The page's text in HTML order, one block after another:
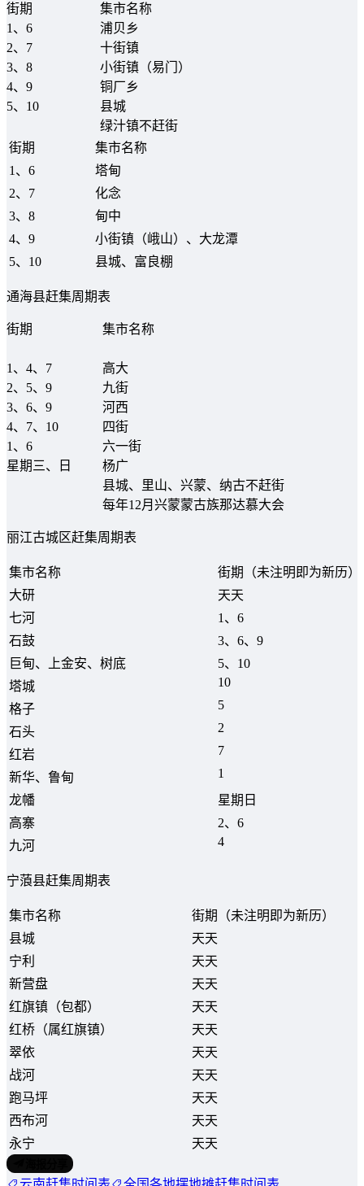
街期
集市名称
1、6
浦贝乡
2、7
十街镇
3、8
小街镇（易门）
4、9
铜厂乡
5、10
县城
绿汁镇不赶街
街期
集市名称
1、6
塔甸
2、7
化念
3、8
甸中
4、9
小街镇（峨山）、大龙潭
5、10
县城、富良棚
通海县赶集周期表
街期 集市名称
1、4、7
高大
2、5、9
九街
3、6、9
河西
4、7、10
四街
1、6
六一街
星期三、日
杨广
县城、里山、兴蒙、纳古不赶街
每年12月兴蒙蒙古族那达慕大会
丽江古城区赶集周期表
集市名称
街期（未注明即为新历）
大研
天天
七河
1、6
石鼓
3、6、9
巨甸、上金安、树底
5、10
塔城
10
格子
5
石头
2
红岩
7
新华、鲁甸
1
龙幡
星期日
高寨
2、6
九河
4
宁蒗县赶集周期表
集市名称
街期（未注明即为新历）
县城
天天
宁利
天天
新营盘
天天
红旗镇（包都）
天天
红桥（属红旗镇）
天天
翠依
天天
战河
天天
跑马坪
天天
西布河
天天
永宁
天天